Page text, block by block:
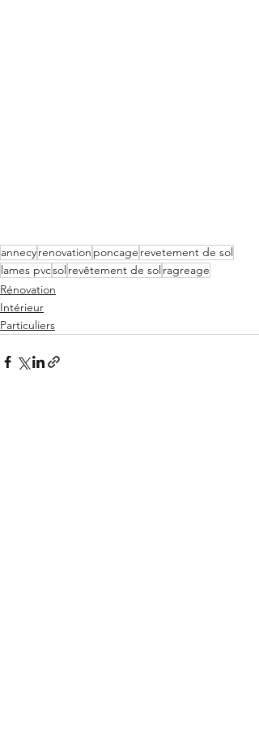
annecyrenovation poncage revetement de sol
lames pvcsol revêtement de sol ragreage
Rénovation
Intérieur
Particuliers